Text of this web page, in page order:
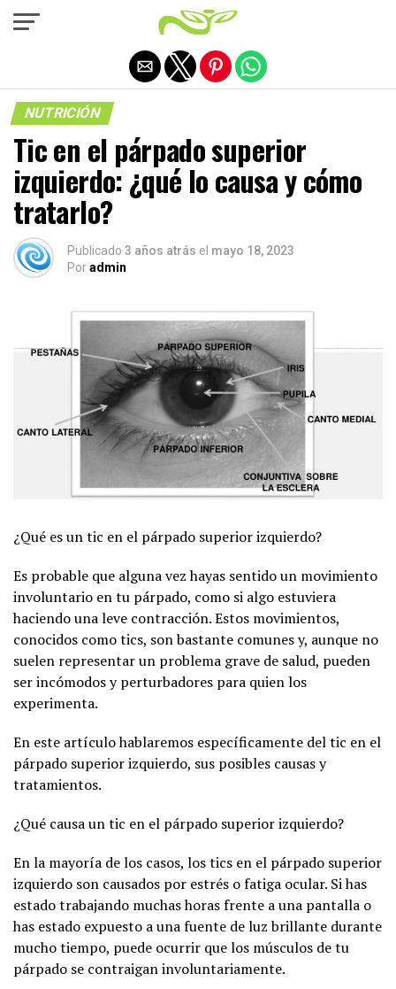
NUTRICIÓN
Tic en el párpado superior
izquierdo: ¿qué lo causa y cómo
tratarlo?
Publicado 3 años atrás el mayo 18, 2023
Poradmin
¿Qué es un tic en el párpado superior izquierdo?
Es probable que alguna vez hayas sentido un movimiento
involuntario en tu párpado, como si algo estuviera
haciendo una leve contracción. Estos movimientos,
conocidos como tics, son bastante comunes y, aunque no
suelen representar un problema grave de salud, pueden
ser incómodos y perturbadores para quien los
experimenta.
En este artículo hablaremos específicamente del tic en el
párpado superior izquierdo, sus posibles causas y
tratamientos.
¿Qué causa un tic en el párpado superior izquierdo?
En la mayoría de los casos, los tics en el párpado superior
izquierdo son causados por estrés o fatiga ocular. Si has
estado trabajando muchas horas frente a una pantalla o
has estado expuesto a una fuente de luz brillante durante
mucho tiempo, puede ocurrir que los músculos de tu
párpado se contraigan involuntariamente.
Salir de la versión móvil